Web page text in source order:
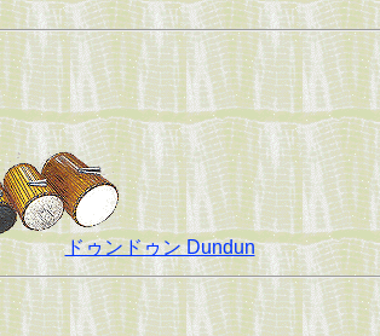
ドゥンドゥン Dundun